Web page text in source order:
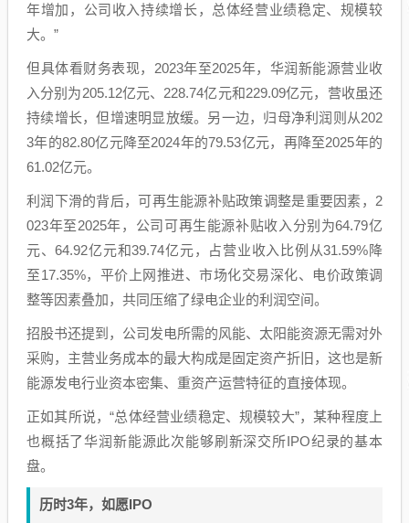
年增加，公司收入持续增长，总体经营业绩稳定、规模较
大。”
但具体看财务表现，2023年至2025年，华润新能源营业收
入分别为205.12亿元、228.74亿元和229.09亿元，营收虽还
持续增长，但增速明显放缓。另一边，归母净利润则从202
3年的82.80亿元降至2024年的79.53亿元，再降至2025年的
61.02亿元。
利润下滑的背后，可再生能源补贴政策调整是重要因素，2
023年至2025年，公司可再生能源补贴收入分别为64.79亿
元、64.92亿元和39.74亿元，占营业收入比例从31.59%降
至17.35%，平价上网推进、市场化交易深化、电价政策调
整等因素叠加，共同压缩了绿电企业的利润空间。
招股书还提到，公司发电所需的风能、太阳能资源无需对外
采购，主营业务成本的最大构成是固定资产折旧，这也是新
能源发电行业资本密集、重资产运营特征的直接体现。
正如其所说，“总体经营业绩稳定、规模较大”，某种程度上
也概括了华润新能源此次能够刷新深交所IPO纪录的基本
盘。
历时3年，如愿IPO